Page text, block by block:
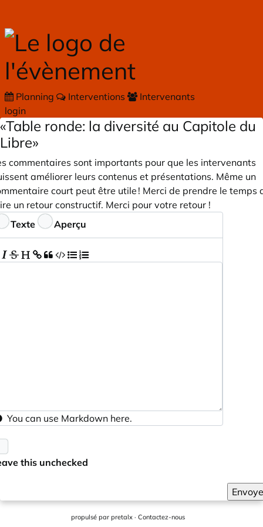
Planning Interventions
Intervenants
login
«Table ronde: la diversité au Capitole du
Libre»
commentaires sont importants pour que les intervenants
améliorer leurs contenus et présentations. Même un
court peut être utile ! Merci de prendre le temps
un retour constructif. Merci pour votre retour !
Texte Aperçu
You can use Markdown here.
this unchecked
propulsé par pretalx · Contactez-nous